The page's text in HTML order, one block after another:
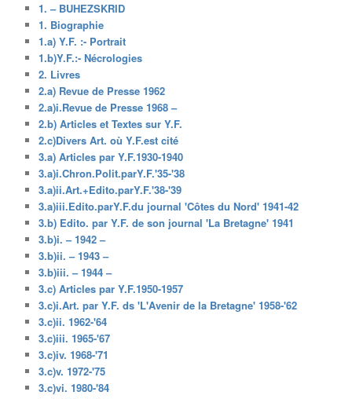
1. – BUHEZSKRID
1. Biographie
1.a) Y.F. :- Portrait
1.b)Y.F.:- Nécrologies
2. Livres
2.a) Revue de Presse 1962
2.a)i.Revue de Presse 1968 –
2.b) Articles et Textes sur Y.F.
2.c)Divers Art. où Y.F.est cité
3.a) Articles par Y.F.1930-1940
3.a)i.Chron.Polit.parY.F.'35-'38
3.a)ii.Art.+Edito.parY.F.'38-'39
3.a)iii.Edito.parY.F.du journal 'Côtes du Nord' 1941-42
3.b) Edito. par Y.F. de son journal 'La Bretagne' 1941
3.b)i. – 1942 –
3.b)ii. – 1943 –
3.b)iii. – 1944 –
3.c) Articles par Y.F.1950-1957
3.c)i.Art. par Y.F. ds 'L'Avenir de la Bretagne' 1958-'62
3.c)ii. 1962-'64
3.c)iii. 1965-'67
3.c)iv. 1968-'71
3.c)v. 1972-'75
3.c)vi. 1980-'84